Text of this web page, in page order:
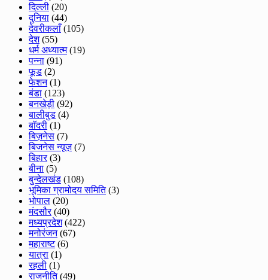
दिल्ली (20)
दुनिया (44)
देवरीकलाँ(105)
देश(55)
धर्म अध्यात्म(19)
पन्ना (91)
फूड (2)
फेशन(1)
बंडा (123)
बनखेड़ी (92)
बालीबुड (4)
बाॅदरी (1)
बिज़नेस (7)
बिजनेस न्यूज़(7)
बिहार(3)
बीना (5)
बुन्देलखंड (108)
भूमिका ग्रामोदय समिति(3)
भोपाल (20)
मंदसौर(40)
मध्यप्रदेश(422)
मनोरंजन(67)
महाराष्ट(6)
यात्रा (1)
रहली (1)
राजनीति(49)